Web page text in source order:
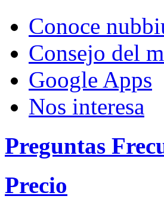
Conoce
Consejo del
Google Apps
Nos interesa
Preguntas
Precio